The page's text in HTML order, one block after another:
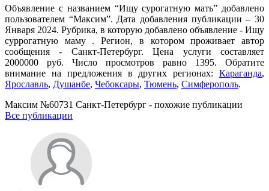
Объявление с названием “Ищу сурогатную мать” добавлено
пользователем “Максим”. Дата добавления публикации – 30
Января 2024. Рубрика, в которую добавлено объявление - Ищу
суррогатную маму . Регион, в котором проживает автор
сообщения - Санкт-Петербург. Цена услуги составляет
2000000 руб. Число просмотров равно 1395. Обратите
внимание на предложения в других регионах: Караганда,
Ярославль, Душанбе, Чебоксары, Тюмень, Симферополь.
Максим №60731 Санкт-Петербург - похожие публикации
Все публикации